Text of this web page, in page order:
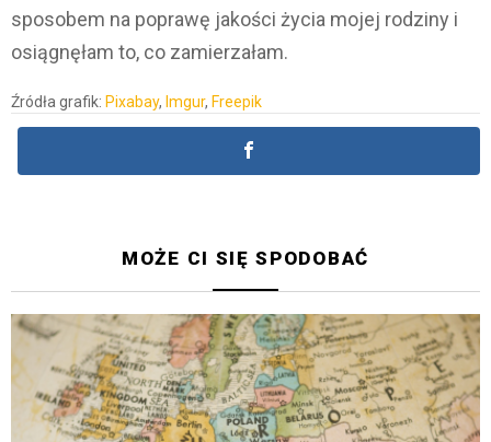
sposobem na poprawę jakości życia mojej rodziny i
osiągnęłam to, co zamierzałam.
Źródła grafik: Pixabay, Imgur, Freepik
MOŻE CI SIĘ SPODOBAĆ